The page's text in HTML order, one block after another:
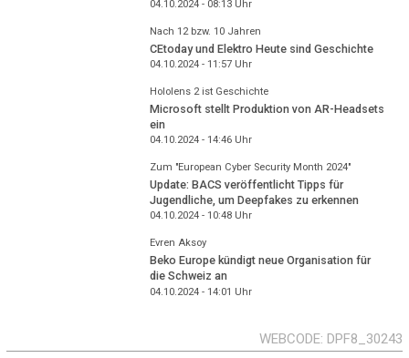
04.10.2024 - 08:13Uhr
Nach 12 bzw. 10 Jahren
CEtoday und Elektro Heute sind Geschichte
04.10.2024 - 11:57Uhr
Hololens 2 ist Geschichte
Microsoft stellt Produktion von AR-Headsets
ein
04.10.2024 - 14:46Uhr
Zum "European Cyber Security Month 2024"
Update: BACS veröffentlicht Tipps für
Jugendliche, um Deepfakes zu erkennen
04.10.2024 - 10:48Uhr
Evren Aksoy
Beko Europe kündigt neue Organisation für
die Schweiz an
04.10.2024 - 14:01 Uhr
WEBCODE DPF8_30243